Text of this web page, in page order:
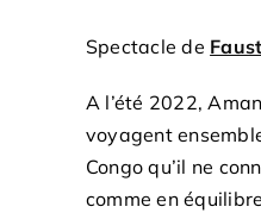
Spectacle de
A l’été 2022,
voyagent
Congo qu’il ne
comme en